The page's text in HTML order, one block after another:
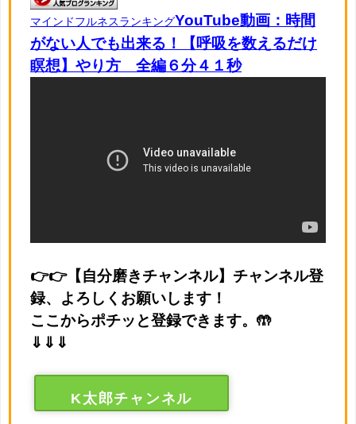
マインドフルネスランキングYouTube動画：時間
がない人でも出来る！【呼吸を数えるだけ
瞑想】やり方 全編６分４１秒
👉👉【自分磨きチャンネル】チャンネル登
録、よろしくお願いします！
ここからポチッと登録できます。🤲
⇓⇓⇓
K太郎チャンネル